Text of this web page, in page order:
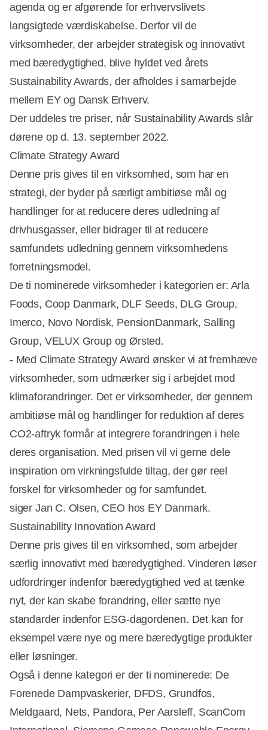
agenda og er afgørende for erhvervslivets
langsigtede værdiskabelse. Derfor vil de
virksomheder, der arbejder strategisk og innovativt
med bæredygtighed, blive hyldet ved årets
Sustainability Awards, der afholdes i samarbejde
mellem EY og Dansk Erhverv.
Der uddeles tre priser, når Sustainability Awards slår
dørene op d. 13. september 2022.
Climate Strategy Award
Denne pris gives til en virksomhed, som har en
strategi, der byder på særligt ambitiøse mål og
handlinger for at reducere deres udledning af
drivhusgasser, eller bidrager til at reducere
samfundets udledning gennem virksomhedens
forretningsmodel.
De ti nominerede virksomheder i kategorien er: Arla
Foods, Coop Danmark, DLF Seeds, DLG Group,
Imerco, Novo Nordisk, PensionDanmark, Salling
Group, VELUX Group og Ørsted.
- Med Climate Strategy Award ønsker vi at fremhæve
virksomheder, som udmærker sig i arbejdet mod
klimaforandringer. Det er virksomheder, der gennem
ambitiøse mål og handlinger for reduktion af deres
CO2-aftryk formår at integrere forandringen i hele
deres organisation. Med prisen vil vi gerne dele
inspiration om virkningsfulde tiltag, der gør reel
forskel for virksomheder og for samfundet.
siger Jan C. Olsen, CEO hos EY Danmark.
Sustainability Innovation Award
Denne pris gives til en virksomhed, som arbejder
særlig innovativt med bæredygtighed. Vinderen løser
udfordringer indenfor bæredygtighed ved at tænke
nyt, der kan skabe forandring, eller sætte nye
standarder indenfor ESG-dagordenen. Det kan for
eksempel være nye og mere bæredygtige produkter
eller løsninger.
Også i denne kategori er der ti nominerede: De
Forenede Dampvaskerier, DFDS, Grundfos,
Meldgaard, Nets, Pandora, Per Aarsleff, ScanCom